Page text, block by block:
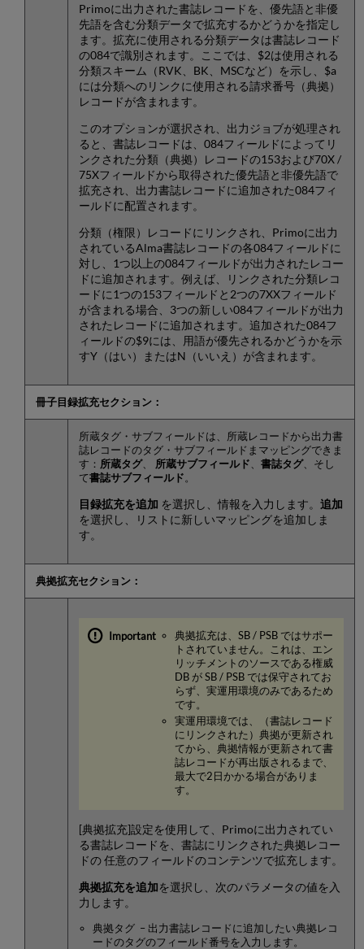
Primoに出力された書誌レコードを、優先語と非優
先語を含む分類データで拡充するかどうかを指定し
ます。拡充に使用される分類データは書誌レコード
の084で識別されます。ここでは、$2は使用される
分類スキーム（RVK、BK、MSCなど）を示し、$a
には分類へのリンクに使用される請求番号（典拠）
レコードが含まれます。
このオプションが選択され、出力ジョブが処理され
ると、書誌レコードは、084フィールドによってリ
ンクされた分類（典拠）レコードの153および70X /
75Xフィールドから取得された優先語と非優先語で
拡充され、出力書誌レコードに追加された084フィ
ールドに配置されます。
分類（権限）レコードにリンクされ、Primoに出力
されているAlma書誌レコードの各084フィールドに
対し、1つ以上の084フィールドが出力されたレコー
ドに追加されます。例えば、リンクされた分類レコ
ードに1つの153フィールドと2つの7XXフィールド
が含まれる場合、3つの新しい084フィールドが出力
されたレコードに追加されます。追加された084フ
ィールドの$9には、用語が優先されるかどうかを示
すY（はい）またはN（いいえ）が含まれます。
冊子目録拡充セクション：
所蔵タグ・サブフィールドは、所蔵レコードから出力書
誌レコードのタグ・サブフィールドまマッピングできま
す： 所蔵タグ、 所蔵サブフィールド 書誌タグ、そし
て書誌サブフィールド 。
目録拡充を追加 を選択し、情報を入力します。 追加
を選択し、リストに新しいマッピングを追加しま
す。
典拠拡充セクション：
典拠拡充は、SB / PSB ではサポー
トされていません。これは、エン
リッチメントのソースである権威
DB が SB / PSB では保守されてお
らず、実運用環境のみであるため
です。
実運用環境では、（書誌レコード
にリンクされた）典拠が更新され
てから、典拠情報が更新されて書
誌レコードが再出版されるまで、
最大で2日かかる場合がありま
す。
[典拠拡充]設定を使用して、Primoに出力されてい
る書誌レコードを、書誌にリンクされた典拠レコー
ドの 任意のフィールドのコンテンツで拡充します。
典拠拡充を追加を選択し、次のパラメータの値を入
力します。
典拠タグ – 出力書誌レコードに追加したい典拠レコ
ードのタグのフィールド番号を入力します。